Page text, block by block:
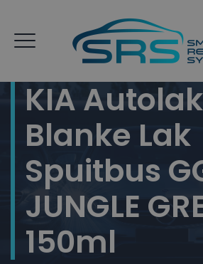
KIA
Blanke Lak
Spuitbus
JUNGLE
150ml